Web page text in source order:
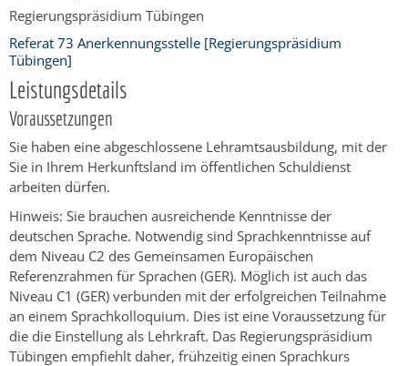
Regierungspräsidium Tübingen
Referat 73 Anerkennungsstelle [Regierungspräsidium
Tübingen]
Leistungsdetails
Voraussetzungen
Sie haben eine abgeschlossene Lehramtsausbildung, mit der
Sie in Ihrem Herkunftsland im öffentlichen Schuldienst
arbeiten dürfen.
Hinweis: Sie brauchen ausreichende Kenntnisse der
deutschen Sprache. Notwendig sind Sprachkenntnisse auf
dem Niveau C2 des Gemeinsamen Europäischen
Referenzrahmen für Sprachen (GER). Möglich ist auch das
Niveau C1 (GER) verbunden mit der erfolgreichen Teilnahme
an einem Sprachkolloquium. Dies ist eine Voraussetzung für
die die Einstellung als Lehrkraft. Das Regierungspräsidium
Tübingen empfiehlt daher, frühzeitig einen Sprachkurs